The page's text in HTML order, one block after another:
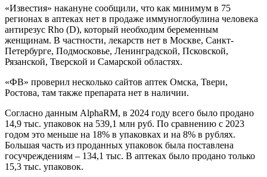
«Известия» накануне сообщили, что как минимум в 75
регионах в аптеках нет в продаже иммуноглобулина человека
антирезус Rho (D), который необходим беременным
женщинам. В частности, лекарств нет в Москве, Санкт-
Петербурге, Подмосковье, Ленинградской, Псковской,
Рязанской, Тверской и Самарской областях.
«ФВ» проверил несколько сайтов аптек Омска, Твери,
Ростова, там также препарата нет в наличии.
Согласно данным AlphaRM, в 2024 году всего было продано
14,9 тыс. упаковок на 539,1 млн руб. По сравнению с 2023
годом это меньше на 18% в упаковках и на 8% в рублях.
Большая часть из проданных упаковок была поставлена
госучреждениям – 134,1 тыс. В аптеках было продано только
15,3 тыс. упаковок.